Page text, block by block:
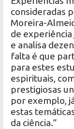
consideradas
Moreira-
de
e analisa
falta é que
para estes
espirituais,
prestigiosas
por exemplo,
estas
da ciência.”